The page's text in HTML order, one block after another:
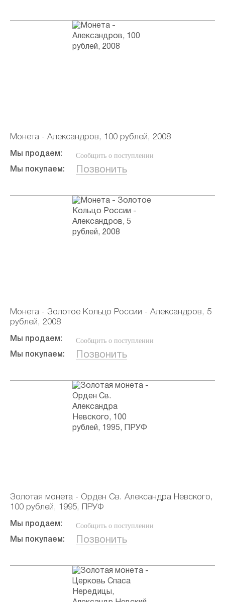
Монета - Александров, 100 рублей, 2008
Мы продаем: Сообщить о поступлении
Мы покупаем: Позвонить
Монета - Золотое Кольцо России - Александров, 5
рублей, 2008
Мы продаем: Сообщить о поступлении
Мы покупаем: Позвонить
Золотая монета - Орден Св. Александра Невского,
100 рублей, 1995, ПРУФ
Мы продаем: Сообщить о поступлении
Мы покупаем: Позвонить